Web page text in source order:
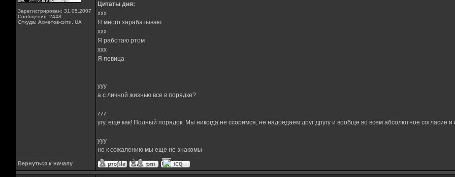
Зарегистрирован: 31.05.2007
Сообщения: 2448
Откуда: Ахметов-сити, UA
Цитаты дня:
xxx
Я много зарабатываю
xxx
Я работаю ртом
xxx
Я певица
yyy
а с личной жизнью все в порядке?
zzz
угу, еще как! Полный порядок. Мы никогда не ссоримся, не надоедаем друг другу и вообще во всем абсолютное согласие и
yyy
но к сожалению мы еще не знакомы
Вернуться к началу